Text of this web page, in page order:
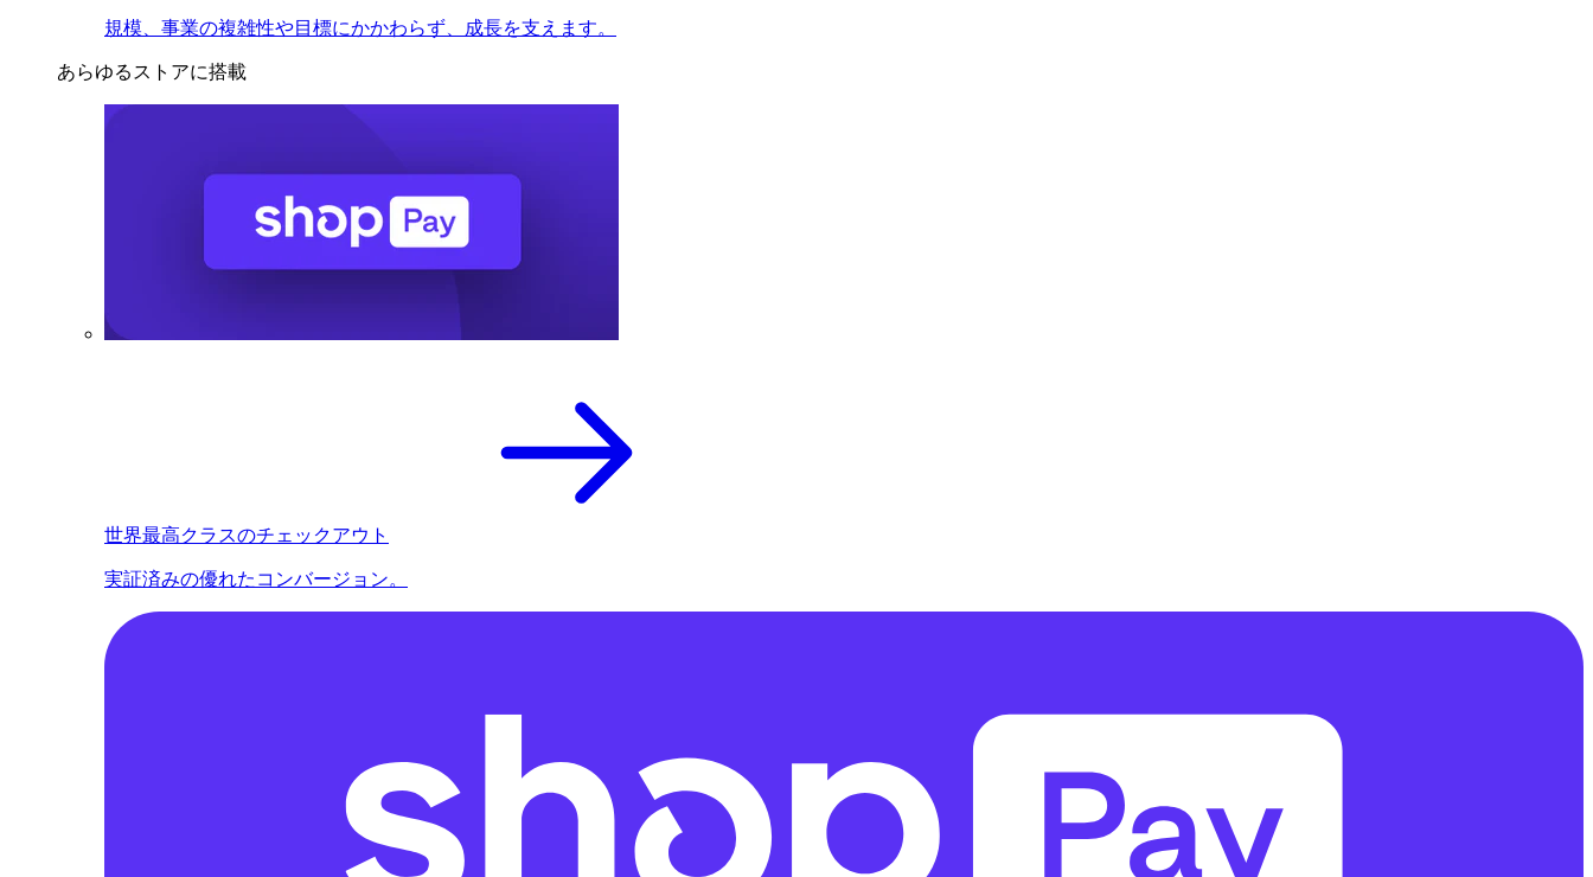
規模、事業の複雑性や目標にかかわらず、成長を支えます。
あらゆるストアに搭載
世界最高クラスのチェックアウト
実証済みの優れたコンバージョン。